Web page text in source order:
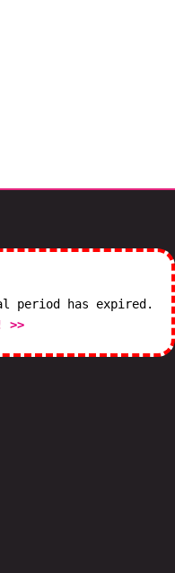
period has expired.
>>